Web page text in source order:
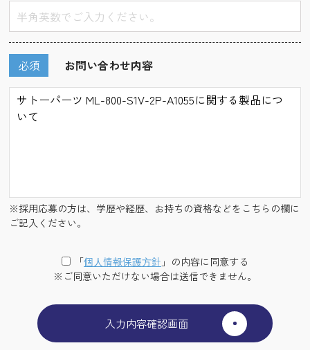
お問い合わせ内容
必須
※採用応募の方は、学歴や経歴、お持ちの資格などをこちらの欄に
ご記入ください。
「個⼈情報保護⽅針 」の内容に同意する
※ご同意いただけない場合は送信できません。